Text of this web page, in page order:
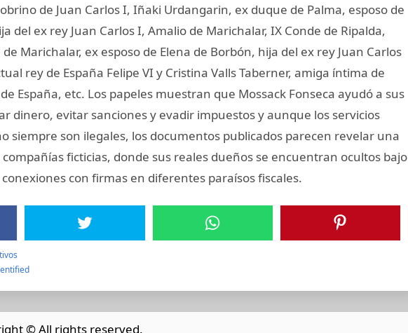
de Juan Carlos I, Iñaki Urdangarin, ex duque de Palma, esposo de
del ex rey Juan Carlos I, Amalio de Marichalar, IX Conde de Ripalda,
Marichalar, ex esposo de Elena de Borbón, hija del ex rey Juan Carlos
rey de España Felipe VI y Cristina Valls Taberner, amiga íntima de
España, etc. Los papeles muestran que Mossack Fonseca ayudó a sus
dinero, evitar sanciones y evadir impuestos y aunque los servicios
siempre son ilegales, los documentos publicados parecen revelar una
ficticias, donde sus reales dueños se encuentran ocultos bajo
con firmas en diferentes paraísos fiscales.
© All rights reserved.